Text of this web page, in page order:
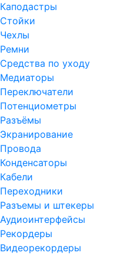
Каподастры
Стойки
Чехлы
Ремни
Средства по уходу
Медиаторы
Переключатели
Потенциометры
Разъёмы
Экранирование
Провода
Конденсаторы
Кабели
Переходники
Разъемы и штекеры
Аудиоинтерфейсы
Рекордеры
Видеорекордеры